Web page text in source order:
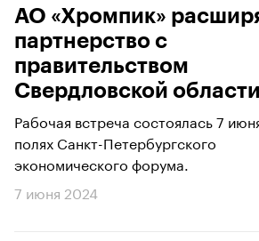
АО «Хромпик»
партнерство с
правительством
Свердловской области
Рабочая встреча состоялась 7
полях Санкт-Петербургского
экономического форума.
7 июня 2024